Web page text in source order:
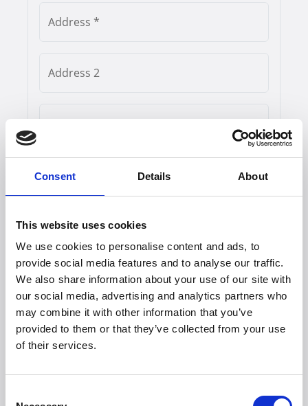
Consent Details About
This website uses cookies
We use cookies to personalise content and ads, to
provide social media features and to analyse our traffic.
We also share information about your use of our site with
our social media, advertising and analytics partners who
may combine it with other information that you’ve
provided to them or that they’ve collected from your use
of their services.